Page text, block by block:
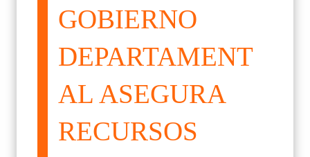
GOBIERNO
DEPARTAMENT
AL ASEGURA
RECURSOS